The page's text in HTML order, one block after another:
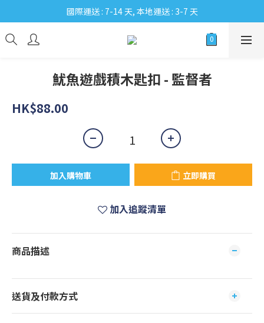
國際運送 : 7-14 天, 本地運送 : 3-7 天
魷魚遊戲積木匙扣 - 監督者
HK$88.00
加入購物車 立即購買
加入追蹤清單
商品描述
送貨及付款方式